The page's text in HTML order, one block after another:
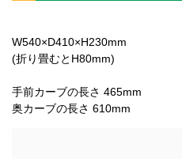
W540×D410×H230mm
(折り畳むとH80mm)
手前カーブの長さ 465mm
奥カーブの長さ 610mm